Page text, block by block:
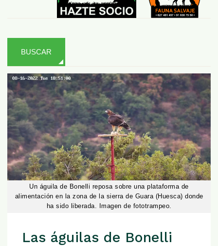
BUSCAR
Un águila de Bonelli reposa sobre una plataforma de
alimentación en la zona de la sierra de Guara (Huesca) donde
ha sido liberada. Imagen de fototrampeo.
Las águilas de Bonelli